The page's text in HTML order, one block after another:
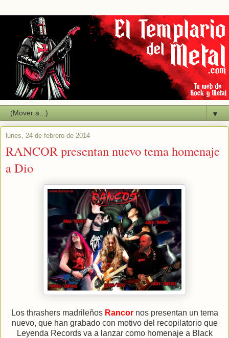
▼
lunes, 24 de febrero de 2014
RANCOR presentan nuevo tema homenaje
a Dio
Los thrashers madrileños Rancornos presentan un tema
nuevo, que han grabado con motivo del recopilatorio que
Leyenda Records va a lanzar como homenaje a Black